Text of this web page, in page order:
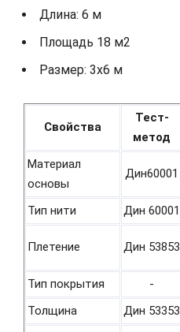
Длина: 6 м
Площадь 18 м2
Размер: 3х6 м
Свойства
Тест-
метод
Материал
основы
Дин60001
Тип нити Дин 60001
Плетение Дин 53853
Тип покрытия -
Толщина
Дин 53353